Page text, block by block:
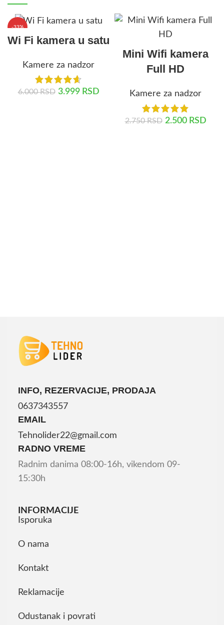
-33%
Wi Fi kamera u satu
Kamere za nadzor
6.000RSD 3.999 RSD
Mini Wifi kamera
Full HD
Kamere za nadzor
2.750RSD 2.500 RSD
INFO, REZERVACIJE, PRODAJA
0637343557
EMAIL
Tehnolider22@gmail.com
RADNO VREME
Radnim danima 08:00-16h, vikendom 09-
15:30h
INFORMACIJE
Isporuka
O nama
Kontakt
Reklamacije
Odustanak i povrati